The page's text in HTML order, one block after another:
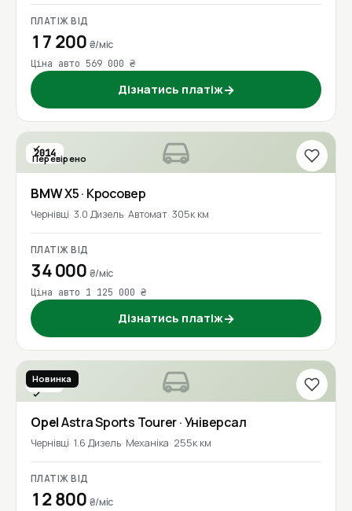
ПЛАТІЖ ВІД
17 200 ₴/міс
Ціна авто 569 000 ₴
Дізнатись платіж→
2014
Перевірено
BMWX5· Кросовер
Чернівці 3.0 Дизель Автомат 305к км
ПЛАТІЖ ВІД
34 000 ₴/міс
Ціна авто 1 125 000 ₴
Дізнатись платіж→
2017
Новинка
Перевірено
OpelAstra Sports Tourer· Універсал
Чернівці 1.6 Дизель Механіка 255к км
ПЛАТІЖ ВІД
12 800 ₴/міс